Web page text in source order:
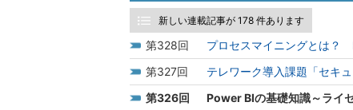
新しい連載記事が 178 件あります
328
プロセスマイニングとは？
327
テレワーク導入課題「セキ
326
Power BIの基礎知識～ライ